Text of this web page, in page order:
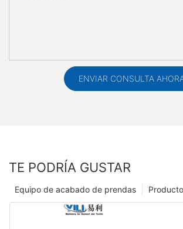
ENVIAR CONSULTA
TE PODRÍA GUSTAR
Equipo de acabado de prendas